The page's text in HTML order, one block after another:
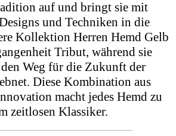
Fertigung
werden die Hemden von Hand
genäht. Dieses traditionelle
eine perfekte Passform und
Jedes Detail, von der